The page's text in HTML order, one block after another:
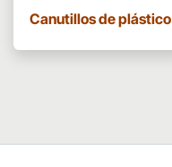
Canutillos de plástico